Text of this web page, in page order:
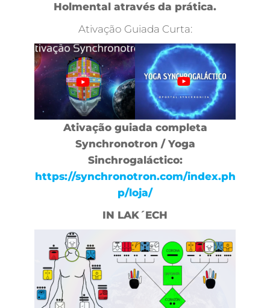
Holmental através da prática.
Ativação Guiada Curta:
Ativação guiada completa
Synchronotron / Yoga
Sinchrogaláctico:
https://synchronotron.com/index.ph
p/loja/
IN LAK´ECH